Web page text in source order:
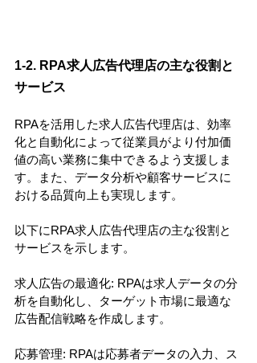
1-2. RPA求人広告代理店の主な役割と
サービス
RPAを活用した求人広告代理店は、効率
化と自動化によって従業員がより付加価
値の高い業務に集中できるよう支援しま
す。また、データ分析や顧客サービスに
おける品質向上も実現します。
以下にRPA求人広告代理店の主な役割と
サービスを示します。
求人広告の最適化: RPAは求人データの分
析を自動化し、ターゲット市場に最適な
広告配信戦略を作成します。
応募管理: RPAは応募者データの入力、ス